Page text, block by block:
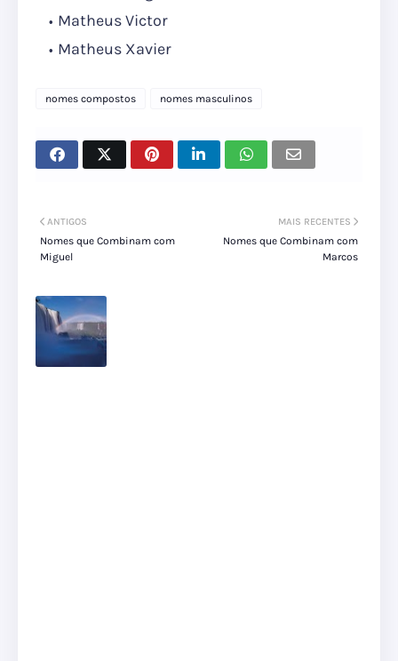
Matheus Victor
Matheus Xavier
nomes compostos nomes masculinos
MAIS RECENTES
Nomes que Combinam com
Marcos
ANTIGOS
Nomes que Combinam com
Miguel